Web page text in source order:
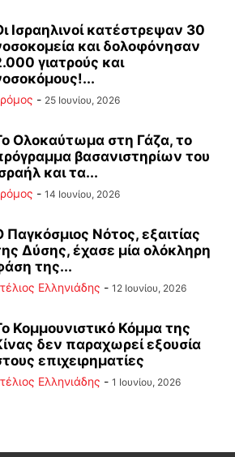
Ισραηλινοί κατέστρεψαν 30
και δολοφόνησαν
γιατρούς και
- 25 Ιουνίου, 2026
Ολοκαύτωμα στη Γάζα, το
βασανιστηρίων του
και τα...
- 14 Ιουνίου, 2026
Παγκόσμιος Νότος, εξαιτίας
Δύσης, έχασε μία ολόκληρη
της...
Ελληνιάδης - 12 Ιουνίου, 2026
Κομμουνιστικό Κόμμα της
δεν παραχωρεί εξουσία
επιχειρηματίες
Ελληνιάδης - 1 Ιουνίου, 2026